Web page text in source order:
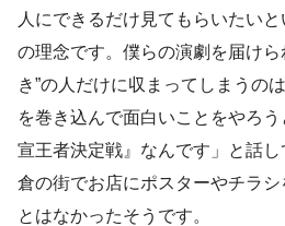
人にできるだけ見てもらいたい
の理念です。僕らの演劇を届け
き”の人だけに収まってしまうの
を巻き込んで面白いことをやろ
宣王者決定戦』なんです」と話
倉の街でお店にポスターやチラ
とはなかったそうです。